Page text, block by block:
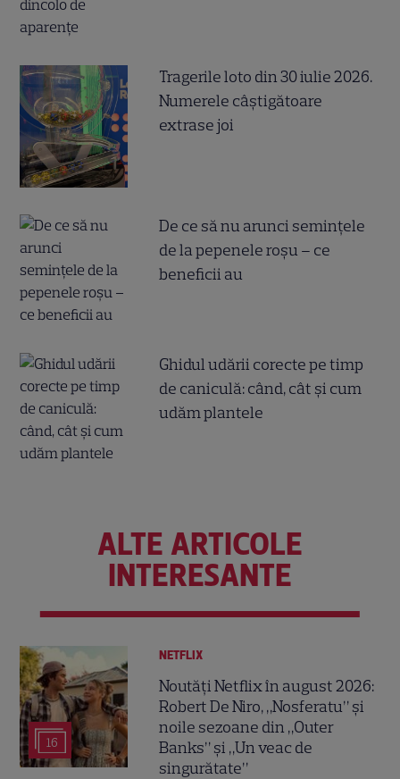
Tragerile loto din 30 iulie 2026.
Numerele câştigătoare
extrase joi
De ce să nu arunci semințele
de la pepenele roșu – ce
beneficii au
Ghidul udării corecte pe timp
de caniculă: când, cât şi cum
udăm plantele
ALTE ARTICOLE
INTERESANTE
16
NETFLIX
Noutăți Netflix în august 2026:
Robert De Niro, „Nosferatu” și
noile sezoane din „Outer
Banks” și „Un veac de
singurătate”